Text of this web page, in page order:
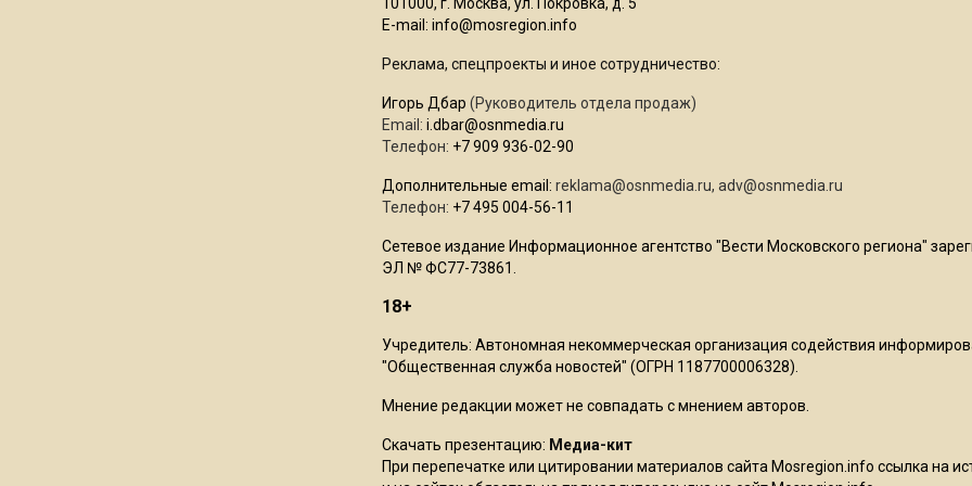
E-mail: info@mosregion.info
Реклама, спецпроекты и иное сотрудничество:
Игорь Дбар (Руководитель отдела продаж)
Email: i.dbar@osnmedia.ru
Телефон: +7 909 936-02-90
Дополнительные email: reklama@osnmedia.ru, adv@osnmedia.ru
Телефон: +7 495 004-56-11
Сетевое издание Информационное агентство "Вести Московского региона"
ЭЛ № ФС77-73861.
18+
Учредитель: Автономная некоммерческая организация содействия
"Общественная служба новостей" (ОГРН 1187700006328).
Мнение редакции может не совпадать с мнением авторов.
Скачать презентацию: Медиа-кит
При перепечатке или цитировании материалов сайта Mosregion.info ссылка на